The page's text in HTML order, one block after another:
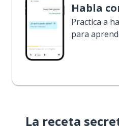
Habla
Practica a
para
La receta